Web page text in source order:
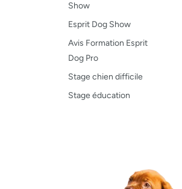
Show
Esprit Dog Show
Avis Formation Esprit
Dog Pro
Stage chien difficile
Stage éducation